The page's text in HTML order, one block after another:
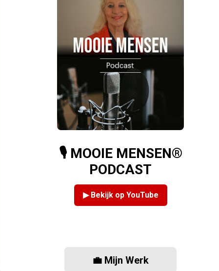
🎙️ MOOIE MENSEN®
PODCAST
▶ Bekijk op YouTube
💼 Mijn Werk